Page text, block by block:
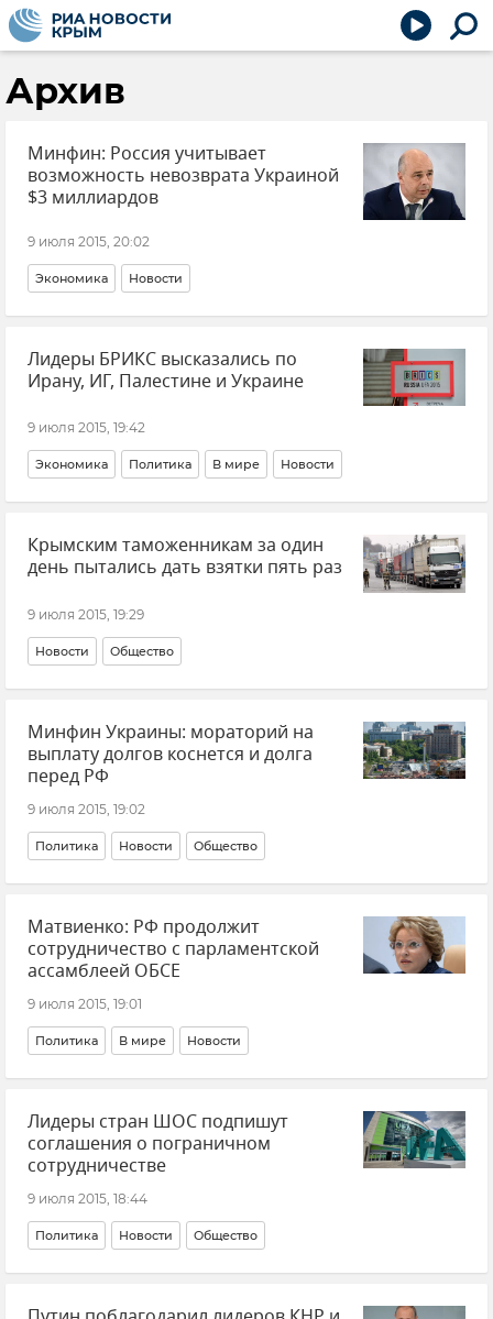
Архив
Минфин: Россия учитывает
возможность невозврата Украиной
$3 миллиардов
9 июля 2015, 20:02
Экономика Новости
Лидеры БРИКС высказались по
Ирану, ИГ, Палестине и Украине
9 июля 2015, 19:42
Экономика Политика В мире Новости
Крымским таможенникам за один
день пытались дать взятки пять раз
9 июля 2015, 19:29
Новости Общество
Минфин Украины: мораторий на
выплату долгов коснется и долга
перед РФ
9 июля 2015, 19:02
Политика Новости Общество
Матвиенко: РФ продолжит
сотрудничество с парламентской
ассамблеей ОБСЕ
9 июля 2015, 19:01
Политика В мире Новости
Лидеры стран ШОС подпишут
соглашения о пограничном
сотрудничестве
9 июля 2015, 18:44
Политика Новости Общество